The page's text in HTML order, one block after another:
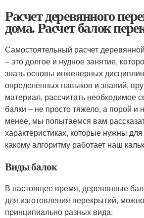
Расчет деревянного
дома. Расчет балок
Самостоятельный расчет
– это долгое и нудное занятие,
знать основы инженерных
определенных навыков и знаний,
материал, рассчитать необходимое
балки – не просто тяжело, а порой
менее, мы попытаемся вам
характеристиках, которые нужны
какому алгоритму работает наш
Виды балок
В настоящее время, деревянные
для изготовления перекрытий,
принципиально разных вида: